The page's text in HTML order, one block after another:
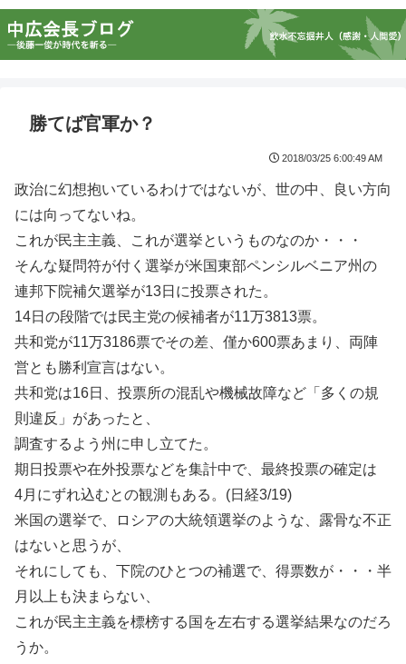
勝てば官軍か？
2018/03/25 6:00:49 AM
政治に幻想抱いているわけではないが、世の中、良い方向
には向ってないね。
これが民主主義、これが選挙というものなのか・・・
そんな疑問符が付く選挙が米国東部ペンシルベニア州の
連邦下院補欠選挙が13日に投票された。
14日の段階では民主党の候補者が11万3813票。
共和党が11万3186票でその差、僅か600票あまり、両陣
営とも勝利宣言はない。
共和党は16日、投票所の混乱や機械故障など「多くの規
則違反」があったと、
調査するよう州に申し立てた。
期日投票や在外投票などを集計中で、最終投票の確定は
4月にずれ込むとの観測もある。(日経3/19)
米国の選挙で、ロシアの大統領選挙のような、露骨な不正
はないと思うが、
それにしても、下院のひとつの補選で、得票数が・・・半
月以上も決まらない、
これが民主主義を標榜する国を左右する選挙結果なのだろ
うか。